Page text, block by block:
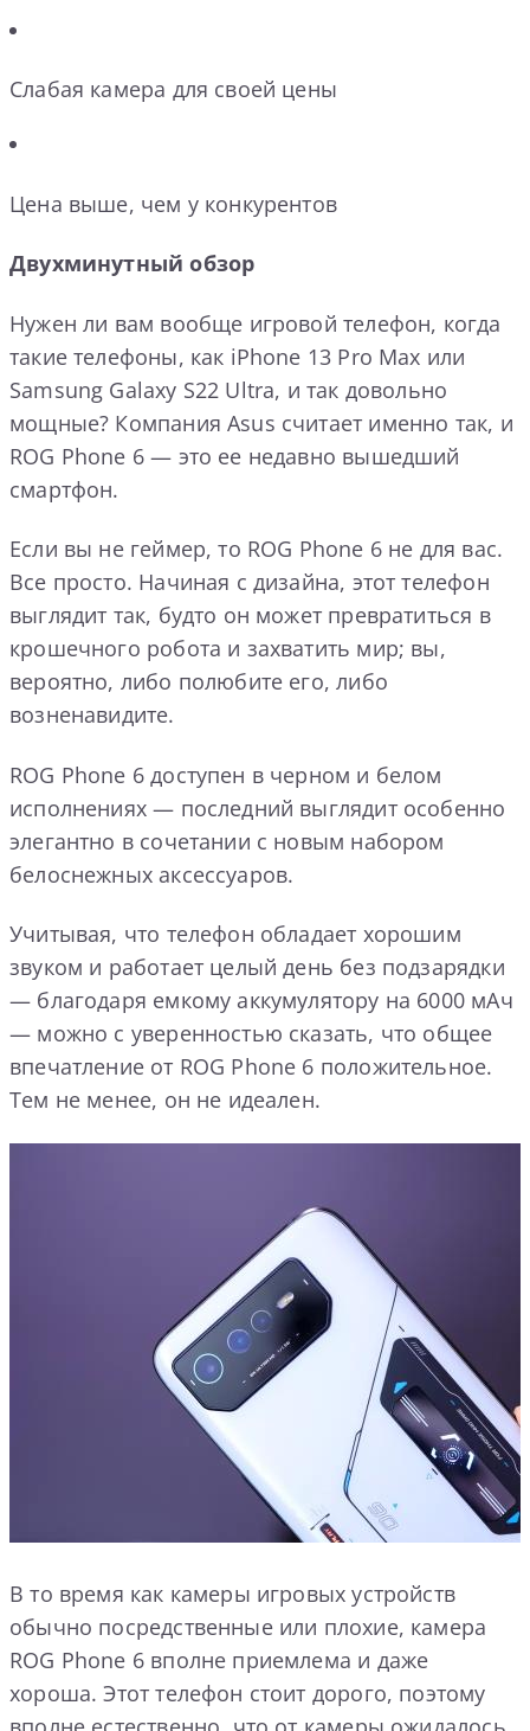
Слабая камера для своей цены
Цена выше, чем у конкурентов
Двухминутный обзор
Нужен ли вам вообще игровой телефон, когда
такие телефоны, как iPhone 13 Pro Max или
Samsung Galaxy S22 Ultra, и так довольно
мощные? Компания Asus считает именно так, и
ROG Phone 6 — это ее недавно вышедший
смартфон.
Если вы не геймер, то ROG Phone 6 не для вас.
Все просто. Начиная с дизайна, этот телефон
выглядит так, будто он может превратиться в
крошечного робота и захватить мир; вы,
вероятно, либо полюбите его, либо
возненавидите.
ROG Phone 6 доступен в черном и белом
исполнениях — последний выглядит особенно
элегантно в сочетании с новым набором
белоснежных аксессуаров.
Учитывая, что телефон обладает хорошим
звуком и работает целый день без подзарядки
— благодаря емкому аккумулятору на 6000 мАч
— можно с уверенностью сказать, что общее
впечатление от ROG Phone 6 положительное.
Тем не менее, он не идеален.
В то время как камеры игровых устройств
обычно посредственные или плохие, камера
ROG Phone 6 вполне приемлема и даже
хороша. Этот телефон стоит дорого, поэтому